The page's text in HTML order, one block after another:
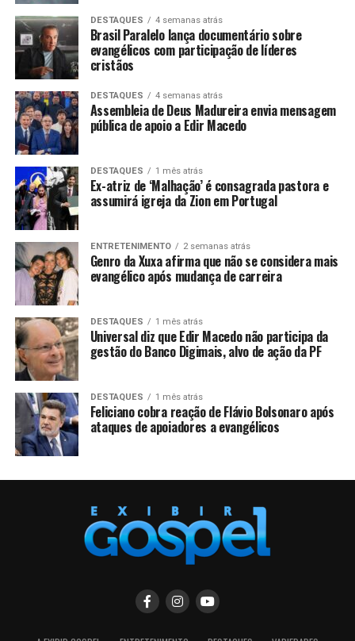
DESTAQUES 4 semanas atrás
Brasil Paralelo lança documentário sobre
evangélicos com participação de líderes
cristãos
DESTAQUES 4 semanas atrás
Assembleia de Deus Madureira envia mensagem
pública de apoio a Edir Macedo
DESTAQUES 1 mês atrás
Ex-atriz de ‘Malhação’ é consagrada pastora e
assumirá igreja da Zion em Portugal
ENTRETENIMENTO 2 semanas atrás
Genro da Xuxa afirma que não se considera mais
evangélico após mudança de carreira
DESTAQUES 1 mês atrás
Universal diz que Edir Macedo não participa da
gestão do Banco Digimais, alvo de ação da PF
DESTAQUES 1 mês atrás
Feliciano cobra reação de Flávio Bolsonaro após
ataques de apoiadores a evangélicos